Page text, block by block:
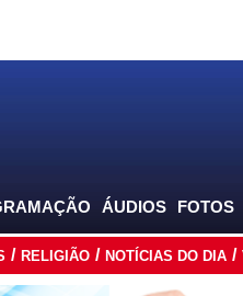
ÁUDIOS FOTOS
RELIGIÃO NOTÍCIAS DO DIA